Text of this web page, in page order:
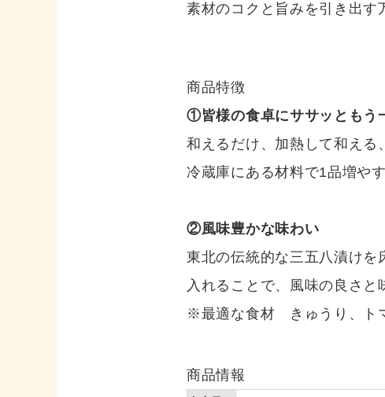
素材のコクと旨みを引き出す
商品特徴
①皆様の食卓にササッともう
和えるだけ、加熱して和える
冷蔵庫にある材料で1品増や
②風味豊かな味わい
東北の伝統的な三五八漬けを
入れることで、風味の良さと
※最適な食材 きゅうり、ト
商品情報